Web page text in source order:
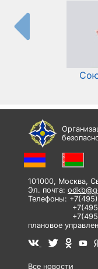
101000, Москва,
Эл. почта:
Телефоны:
+7(495) 623-
плановое
Все новости